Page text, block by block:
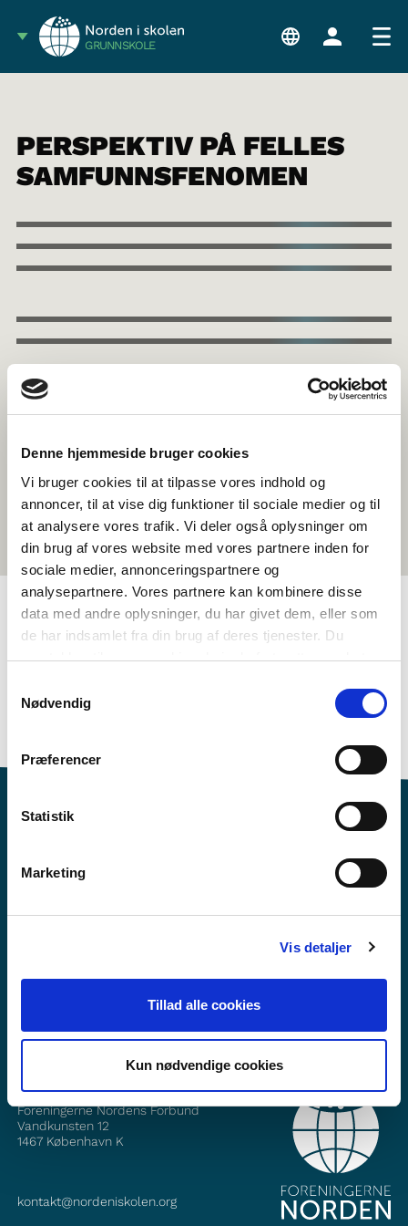
Denne hjemmeside bruger cookies
Vi bruger cookies til at tilpasse vores indhold og
annoncer, til at vise dig funktioner til sociale medier og til
at analysere vores trafik. Vi deler også oplysninger om
din brug af vores website med vores partnere inden for
sociale medier, annonceringspartnere og
analysepartnere. Vores partnere kan kombinere disse
data med andre oplysninger, du har givet dem, eller som
de har indsamlet fra din brug af deres tjenester. Du
samtykker til vores cookies, hvis du fortsætter med at
Nødvendig
Præferencer
Statistik
Marketing
Vis detaljer
Tillad alle cookies
Kun nødvendige cookies
GRUNNSKOLE
TAGS
Politiske problemstillinger i Norden
PERSPEKTIV PÅ FELLES
SAMFUNNSFENOMEN
Følg oss på Instagram
KONTAKT
Foreningerne Nordens Forbund
Vandkunsten 12
1467 København K
kontakt@nordeniskolen.org